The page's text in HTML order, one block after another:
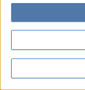
cambiar sus
Tenga en cuenta que
personales puede no
tiene el derecho de
sus preferencias o